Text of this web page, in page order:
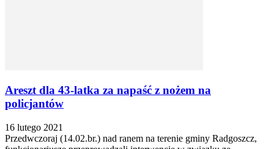
Areszt dla 43-latka za napaść z nożem na
policjantów
16 lutego 2021
Przedwczoraj (14.02.br.) nad ranem na terenie gminy Radgoszcz,